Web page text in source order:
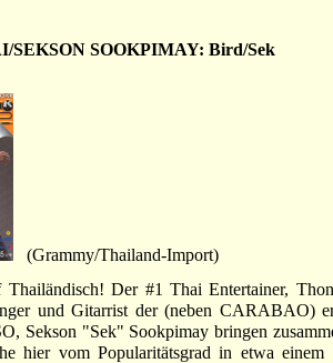
SEKSON SOOKPIMAY: Bird/Sek
(Grammy/Thailand-Import)
Thailändisch! Der #1 Thai Entertainer,
und Gitarrist der (neben CARABAO)
Sekson "Sek" Sookpimay bringen
hier vom Popularitätsgrad in etwa